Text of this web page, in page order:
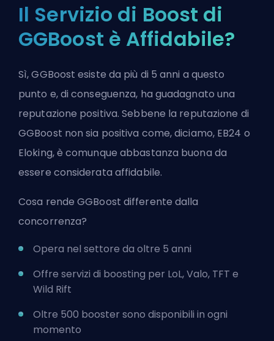
Il Servizio di Boost di
GGBoost è Affidabile?
Sì, GGBoost esiste da più di 5 anni a questo
punto e, di conseguenza, ha guadagnato una
reputazione positiva. Sebbene la reputazione di
GGBoost non sia positiva come, diciamo, EB24 o
Eloking, è comunque abbastanza buona da
essere considerata affidabile.
Cosa rende GGBoost differente dalla
concorrenza?
Opera nel settore da oltre 5 anni
Offre servizi di boosting per LoL, Valo, TFT e
Wild Rift
Oltre 500 booster sono disponibili in ogni
momento